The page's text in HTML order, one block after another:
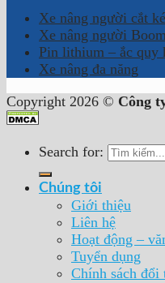
Xe nâng người cắt
Xe nâng người
Pin lithium – ắc quy
Xe nâng đa năng
Copyright 2026 © Công
Search for:
Chúng tôi
Giới thiệu
Liên hệ
Hoạt động –
Tuyển dụng
Chính sách đổi